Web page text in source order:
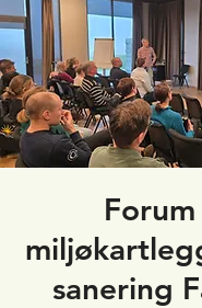
sanering